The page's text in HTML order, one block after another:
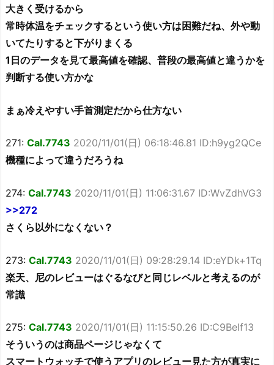
大きく受けるから
常時体温をチェックするという使い方は困難だね、外や動
いてたりすると下がりまくる
1日のデータを見て最高値を確認、普段の最高値と違うかを
判断する使い方かな
まぁ冷えやすい手首測定だから仕方ない
271: Cal.7743 2020/11/01(日) 06:18:46.81 ID:h9yg2QCe
機種によって違うだろうね
274: Cal.7743 2020/11/01(日) 11:06:31.67 ID:WvZdhVG3
>>272
さくら以外になくない？
273: Cal.7743 2020/11/01(日) 09:28:29.14 ID:eYDk+1Tq
楽天、尼のレビューはぐるなびと同じレベルと考えるのが
常識
275: Cal.7743 2020/11/01(日) 11:15:50.26 ID:C9BeIf13
そういうのは商品ページじゃなくて
スマートウォッチで使うアプリのレビュー見た方が真実に